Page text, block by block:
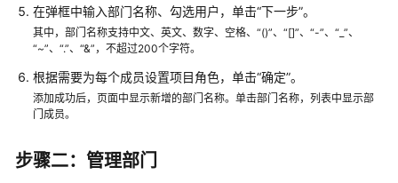
项
目
群
添
加
目
在弹框中输入部门名称、勾选用户，单击“下一步”。
其中，部门名称支持中文、英文、数字、空格、“()”、“[]”、“-”、“_”、
“~”、“.”、“&”，不超过200个字符。
根据需要为每个成员设置项目角色，单击“确定”。
添加成功后，页面中显示新增的部门名称。单击部门名称，列表中显示部
门成员。
步骤二：管理部门